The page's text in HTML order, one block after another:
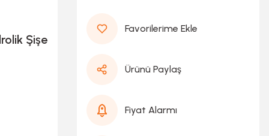
Şişe
Ürünü Paylaş
Fiyat Alarmı